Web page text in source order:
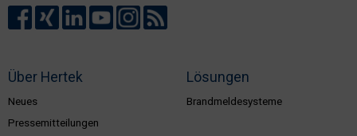
Über Hertek
Neues
Pressemitteilungen
Lösungen
Brandmeldesysteme